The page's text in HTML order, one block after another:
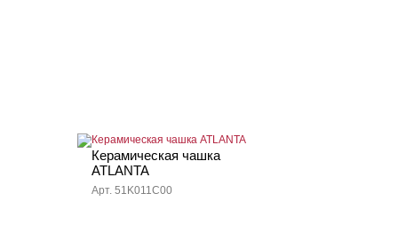
Керамическая чашка
ATLANTA
Арт. 51K011C00